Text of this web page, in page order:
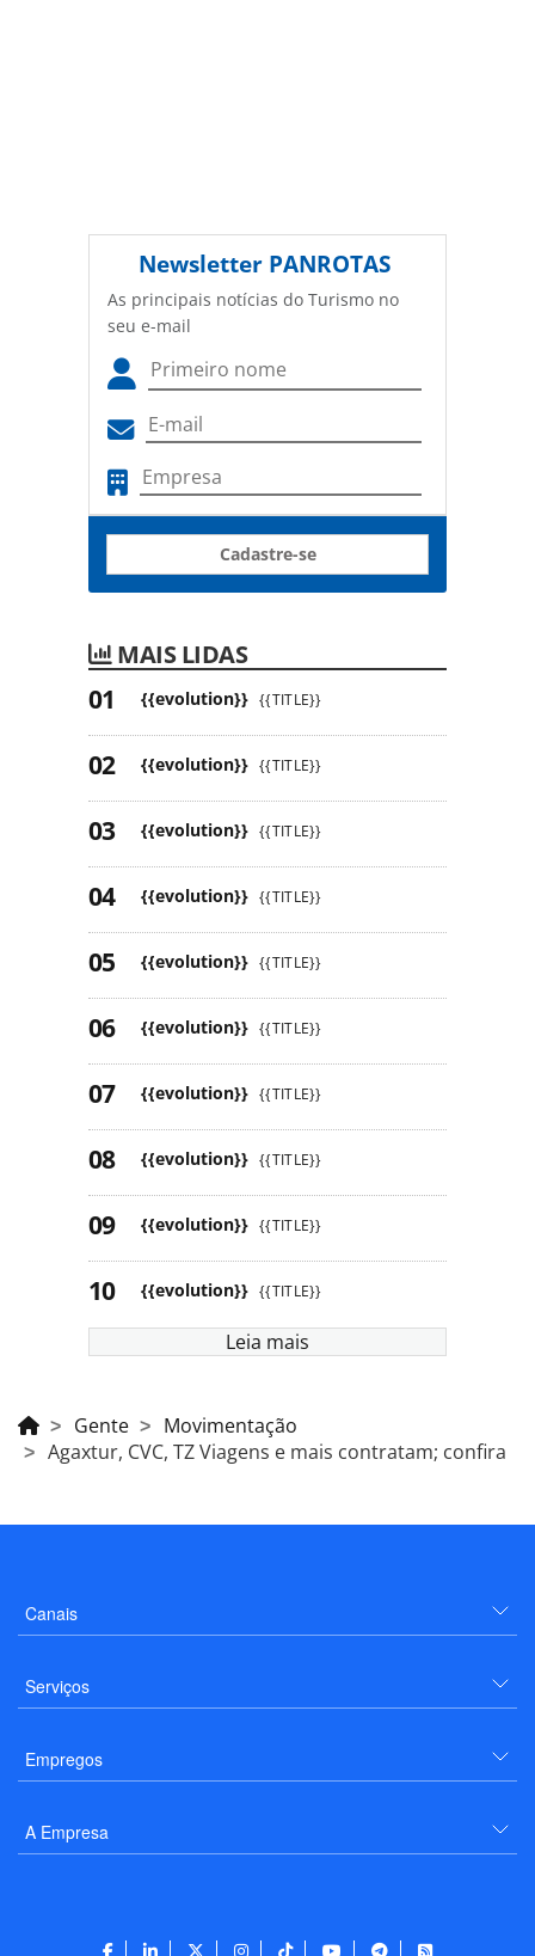
Newsletter PANROTAS
As principais notícias do Turismo no
seu e-mail
Cadastre-se
MAIS LIDAS
{{evolution}} {{TITLE}}
{{evolution}} {{TITLE}}
{{evolution}} {{TITLE}}
{{evolution}} {{TITLE}}
{{evolution}} {{TITLE}}
{{evolution}} {{TITLE}}
{{evolution}} {{TITLE}}
{{evolution}} {{TITLE}}
{{evolution}} {{TITLE}}
{{evolution}} {{TITLE}}
Leia mais
Gente
Movimentação
Agaxtur, CVC, TZ Viagens e mais contratam; confira
Canais
Serviços
Empregos
A Empresa